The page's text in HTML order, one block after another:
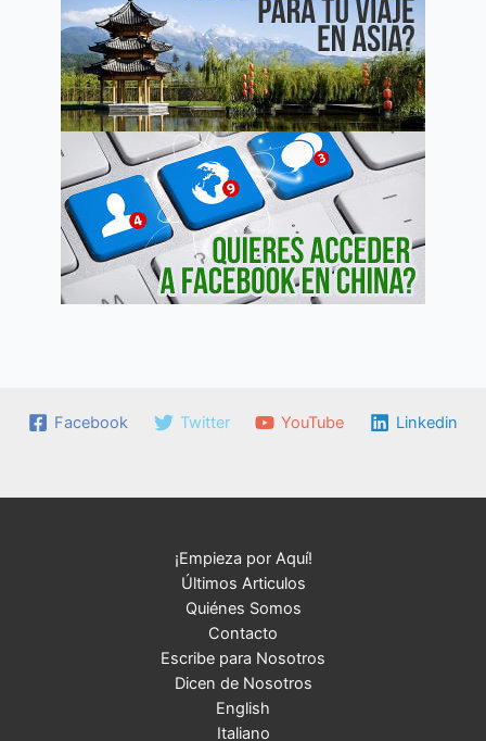
Facebook Twitter YouTube Linkedin
¡Empieza por Aquí!
Últimos Articulos
Quiénes Somos
Contacto
Escribe para Nosotros
Dicen de Nosotros
English
Italiano